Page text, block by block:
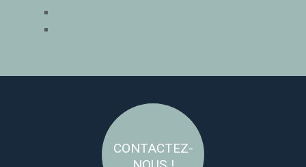
CONTACTEZ-